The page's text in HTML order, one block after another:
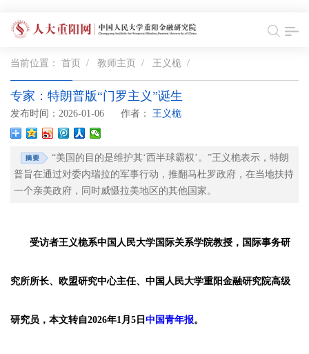
当前位置： 首页 / 教师主页 / 王义桅 /
专家：特朗普版“门罗主义”诞生
发布时间：2026-01-06 作者： 王义桅
“美国的目的是维护其‘西半球霸权’。”王义桅表示，特朗
普旨在通过对委内瑞拉的军事行动，推翻马杜罗政府，在当地扶持
一个亲美政府，同时威慑拉美地区的其他国家。
受访者王义桅系中国人民大学国际关系学院教授，国际事务研
究所所长、欧盟研究中心主任、中国人民大学重阳金融研究院高级
研究员，本文转自2026年1月5日 中国青年报。